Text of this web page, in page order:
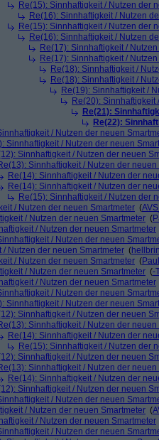
Re(15): Sinnhaftigkeit / Nutzen der
Re(16): Sinnhaftigkeit / Nutzen
Re(15): Sinnhaftigkeit / Nutzen der
Re(16): Sinnhaftigkeit / Nutzen
Re(17): Sinnhaftigkeit /
Re(17): Sinnhaftigkeit /
Re(18): Sinnhaftigkeit /
Re(18): Sinnhaftigkeit /
Re(19): Sinnhaftigkeit /
Re(20): Sinnhaftigkeit
Re(21):
Re(22):
/ Nutzen der neuen
Sinnhaftigkeit / Nutzen der neuen
Sinnhaftigkeit / Nutzen der neuen
Sinnhaftigkeit / Nutzen der neuen
Re(14): Sinnhaftigkeit / Nutzen der
Re(14): Sinnhaftigkeit / Nutzen der
Re(15): Sinnhaftigkeit / Nutzen der
/ Nutzen der neuen Smartmeter (
/ Nutzen der neuen Smartmeter (
/ Nutzen der neuen Smartmeter
/ Nutzen der neuen
/ Nutzen der neuen Smartmeter (
/ Nutzen der neuen Smartmeter (
/ Nutzen der neuen Smartmeter (-
/ Nutzen der neuen Smartmeter
/ Nutzen der neuen
Sinnhaftigkeit / Nutzen der neuen
Sinnhaftigkeit / Nutzen der neuen
Sinnhaftigkeit / Nutzen der neuen
Re(14): Sinnhaftigkeit / Nutzen der
Re(15): Sinnhaftigkeit / Nutzen der
Sinnhaftigkeit / Nutzen der neuen
Sinnhaftigkeit / Nutzen der neuen
Re(14): Sinnhaftigkeit / Nutzen der
Sinnhaftigkeit / Nutzen der neuen
/ Nutzen der neuen
/ Nutzen der neuen Smartmeter (
/ Nutzen der neuen Smartmeter
/ Nutzen der neuen